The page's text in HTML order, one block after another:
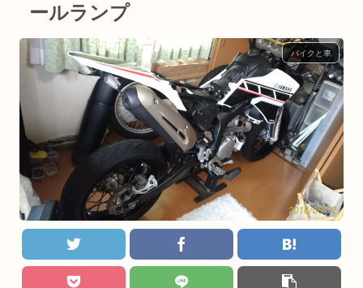
ールランプ
バイクと車